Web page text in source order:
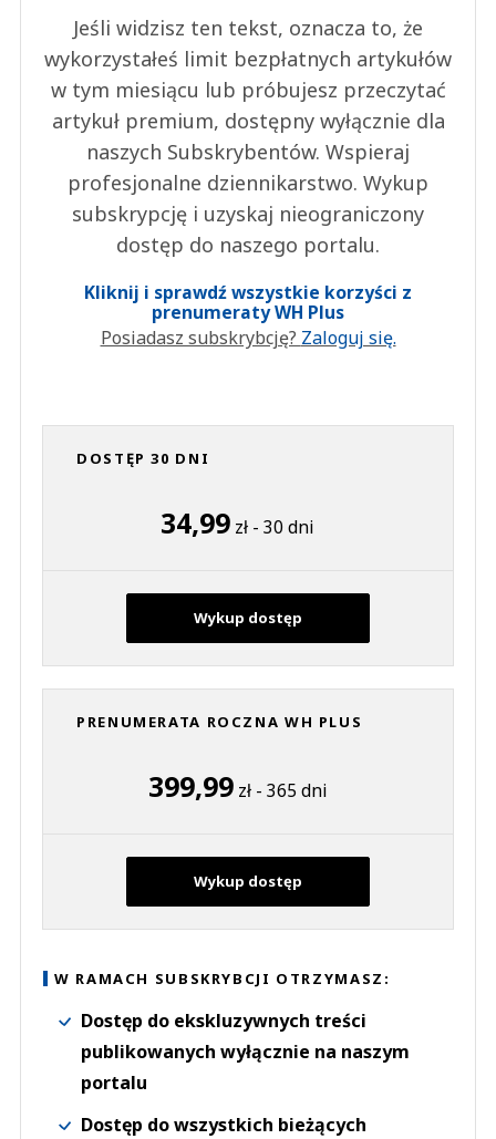
Jeśli widzisz ten tekst, oznacza to, że
wykorzystałeś limit bezpłatnych artykułów
w tym miesiącu lub próbujesz przeczytać
artykuł premium, dostępny wyłącznie dla
naszych Subskrybentów. Wspieraj
profesjonalne dziennikarstwo. Wykup
subskrypcję i uzyskaj nieograniczony
dostęp do naszego portalu.
Kliknij i sprawdź wszystkie korzyści z
prenumeraty WH Plus
Posiadasz subskrybcję? Zaloguj się.
DOSTĘP 30 DNI
34,99 zł - 30 dni
Wykup dostęp
PRENUMERATA ROCZNA WH PLUS
399,99zł - 365 dni
Wykup dostęp
W RAMACH SUBSKRYBCJI OTRZYMASZ:
Dostęp do ekskluzywnych treści
publikowanych wyłącznie na naszym
portalu
Dostęp do wszystkich bieżących